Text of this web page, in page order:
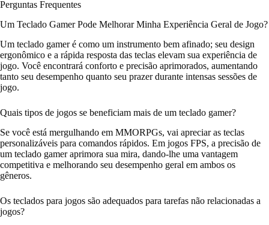
Perguntas Frequentes
Um Teclado Gamer Pode Melhorar Minha Experiência Geral de Jogo?
Um teclado gamer é como um instrumento bem afinado; seu design
ergonômico e a rápida resposta das teclas elevam sua experiência de
jogo. Você encontrará conforto e precisão aprimorados, aumentando
tanto seu desempenho quanto seu prazer durante intensas sessões de
jogo.
Quais tipos de jogos se beneficiam mais de um teclado gamer?
Se você está mergulhando em MMORPGs, vai apreciar as teclas
personalizáveis para comandos rápidos. Em jogos FPS, a precisão de
um teclado gamer aprimora sua mira, dando-lhe uma vantagem
competitiva e melhorando seu desempenho geral em ambos os
gêneros.
Os teclados para jogos são adequados para tarefas não relacionadas a
jogos?